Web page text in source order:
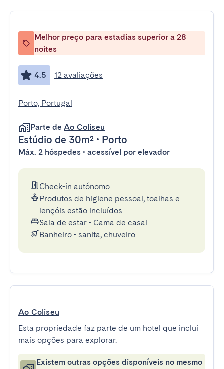
Melhor preço para estadias superior a 28
noites
4.5 12 avaliações
Porto, Portugal
Parte de Ao Coliseu
Estúdio de 30m² • Porto
Máx. 2 hóspedes • acessível por elevador
Check-in autónomo
Produtos de higiene pessoal, toalhas e
lençóis estão incluídos
Sala de estar • Cama de casal
Banheiro • sanita, chuveiro
Ao Coliseu
Esta propriedade faz parte de um hotel que inclui
mais opções para explorar.
Existem outras opções disponíveis no mesmo